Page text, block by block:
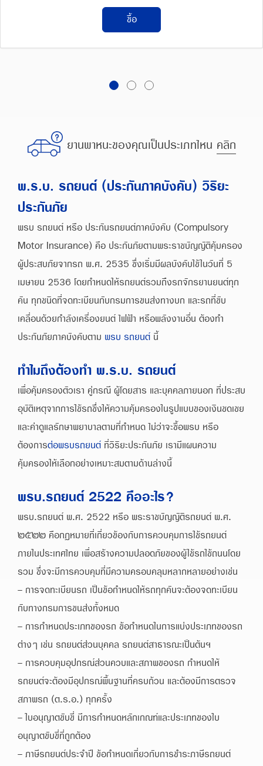
ซื้อ
ยานพาหนะของคุณเป็นประเภทไหน คลิก
พ.ร.บ. รถยนต์ (ประกันภาคบังคับ) วิริยะ
ประกันภัย
พรบ รถยนต์ หรือ ประกันรถยนต์ภาคบังคับ (Compulsory
Motor Insurance) คือ ประกันภัยตามพระราชบัญญัติคุ้มครอง
ผู้ประสบภัยจากรถ พ.ศ. 2535 ซึ่งเริ่มมีผลบังคับใช้ในวันที่ 5
เมษายน 2536 โดยกำหนดให้รถยนต์รวมถึงรถจักรยานยนต์ทุก
คัน ทุกชนิดที่จดทะเบียนกับกรมการขนส่งทางบก และรถที่ขับ
เคลื่อนด้วยกำลังเครื่องยนต์ ไฟฟ้า หรือพลังงานอื่น ต้องทำ
ประกันภัยภาคบังคับตาม พรบ รถยนต์ นี้
ทำไมถึงต้องทำ พ.ร.บ. รถยนต์
เพื่อคุ้มครองตัวเรา คู่กรณี ผู้โดยสาร และบุคคลภายนอก ที่ประสบ
อุบัติเหตุจากการใช้รถซึ่งให้ความคุ้มครองในรูปแบบของเงินชดเชย
และค่าดูแลรักษาพยาบาลตามที่กำหนด ไม่ว่าจะซื้อพรบ หรือ
ต้องการต่อพรบรถยนต์ ที่วิริยะประกันภัย เรามีแผนความ
คุ้มครองให้เลือกอย่างเหมาะสมตามด้านล่างนี้
พรบ.รถยนต์ 2522 คืออะไร?
พรบ.รถยนต์ พ.ศ. 2522 หรือ พระราชบัญญัติรถยนต์ พ.ศ.
๒๕๒๒ คือกฎหมายที่เกี่ยวข้องกับการควบคุมการใช้รถยนต์
ภายในประเทศไทย เพื่อสร้างความปลอดภัยของผู้ใช้รถใช้ถนนโดย
รวม ซึ่งจะมีการควบคุมที่มีความครอบคลุมหลากหลายอย่างเช่น
- การจดทะเบียนรถ เป็นข้อกำหนดให้รถทุกคันจะต้องจดทะเบียน
กับทางกรมการขนส่งทั้งหมด
- การกำหนดประเภทของรถ ข้อกำหนดในการแบ่งประเภทของรถ
ต่างๆ เช่น รถยนต์ส่วนบุคคล รถยนต์สาธารณะเป็นต้นฯ
- การควบคุมอุปกรณ์ส่วนควบและสภาพของรถ กำหนดให้
รถยนต์จะต้องมีอุปกรณ์พื้นฐานที่ครบถ้วน และต้องมีการตรวจ
สภาพรถ (ต.ร.อ.) ทุกครั้ง
- ใบอนุญาตขับขี่ มีการกำหนดหลักเกณฑ์และประเภทของใบ
อนุญาตขับขี่ที่ถูกต้อง
- ภาษีรถยนต์ประจำปี ข้อกำหนดเกี่ยวกับการชำระภาษีรถยนต์